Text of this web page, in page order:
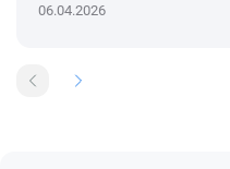
06.04.2026